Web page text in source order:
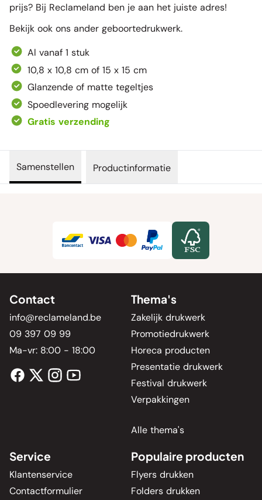
prijs? Bij Reclameland ben je aan het juiste adres!
Bekijk ook ons ander geboortedrukwerk.
Al vanaf 1 stuk
10,8 x 10,8 cm of 15 x 15 cm
Glanzende of matte tegeltjes
Spoedlevering mogelijk
Gratis verzending
Samenstellen Productinformatie
Contact
info@reclameland.be
09 397 09 99
Ma-vr: 8:00 - 18:00
Thema's
Zakelijk drukwerk
Promotiedrukwerk
Horeca producten
Presentatie drukwerk
Festival drukwerk
Verpakkingen
Alle thema's
Service
Klantenservice
Contactformulier
Populaire producten
Flyers drukken
Folders drukken